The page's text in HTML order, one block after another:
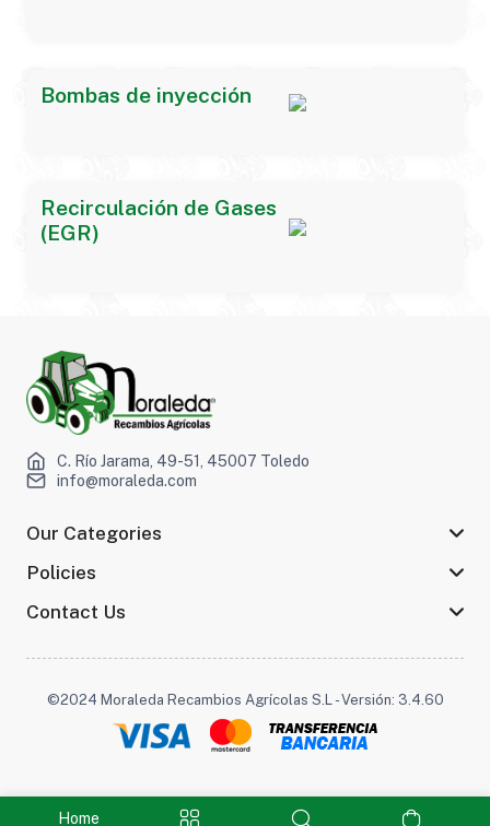
Home
Bombas de inyección
Recirculación de Gases
(EGR)
C. Río Jarama, 49-51, 45007 Toledo
info@moraleda.com
Our Categories
Policies
Contact Us
©2024 Moraleda Recambios Agrícolas S.L - Versión: 3.4.60